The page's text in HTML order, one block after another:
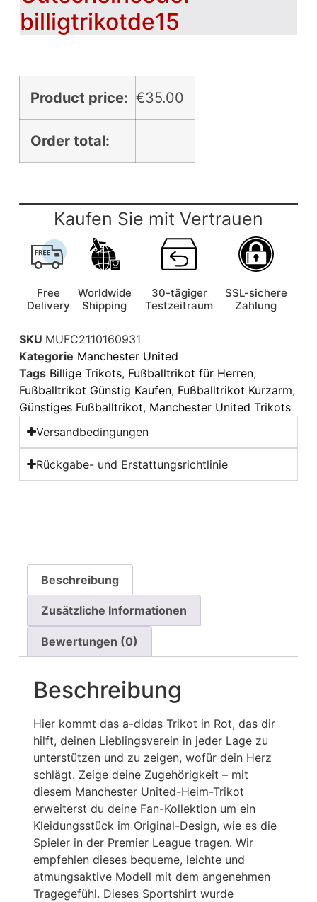
billigtrikotde15
Product price: €35.00
Order total:
Kaufen Sie mit Vertrauen
Free
Delivery
Worldwide
Shipping
30-tägiger
Testzeitraum
SSL-sichere
Zahlung
SKU MUFC2110160931
Kategorie Manchester United
Tags Billige Trikots, Fußballtrikot für Herren,
Fußballtrikot Günstig Kaufen, Fußballtrikot Kurzarm,
Günstiges Fußballtrikot, Manchester United Trikots
Versandbedingungen
Rückgabe- und Erstattungsrichtlinie
Beschreibung
Zusätzliche Informationen
Bewertungen (0)
Beschreibung
Hier kommt das a-didas Trikot in Rot, das dir
hilft, deinen Lieblingsverein in jeder Lage zu
unterstützen und zu zeigen, wofür dein Herz
schlägt. Zeige deine Zugehörigkeit – mit
diesem Manchester United-Heim-Trikot
erweiterst du deine Fan-Kollektion um ein
Kleidungsstück im Original-Design, wie es die
Spieler in der Premier League tragen. Wir
empfehlen dieses bequeme, leichte und
atmungsaktive Modell mit dem angenehmen
Tragegefühl. Dieses Sportshirt wurde